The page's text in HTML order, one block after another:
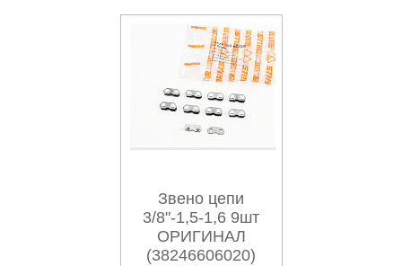
Звено цепи
3/8"-1,5-1,6 9шт
ОРИГИНАЛ
(38246606020)